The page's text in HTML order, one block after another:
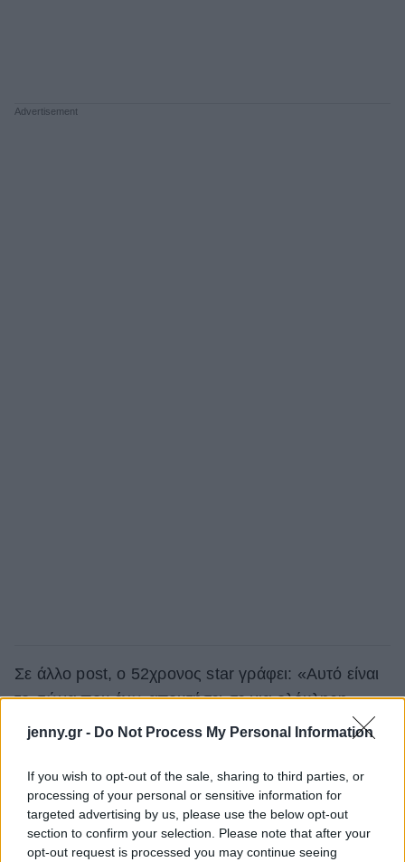
jenny.gr - Do Not Process My Personal Information
If you wish to opt-out of the sale, sharing to third parties, or
processing of your personal or sensitive information for
targeted advertising by us, please use the below opt-out
section to confirm your selection. Please note that after your
opt-out request is processed you may continue seeing
Σε άλλο post, ο 52χρονος star γράφει: «Αυτό είναι
το σώμα που έχω αποκτήσει σε μια ολόκληρη
πανδημία... Λατρεύω αυτό το σώμα, αλλά θέλω να
muffins». Κάπως έτσι έγινε και μας έκανε να
αισθανθούμε κι εμείς καλύτερα για τα επιπλέον κιλά
που πήραμε στην καραντίνα, δίνοντας μας
έμπνευση για να αλλάξουμε συνήθειες εν όψει